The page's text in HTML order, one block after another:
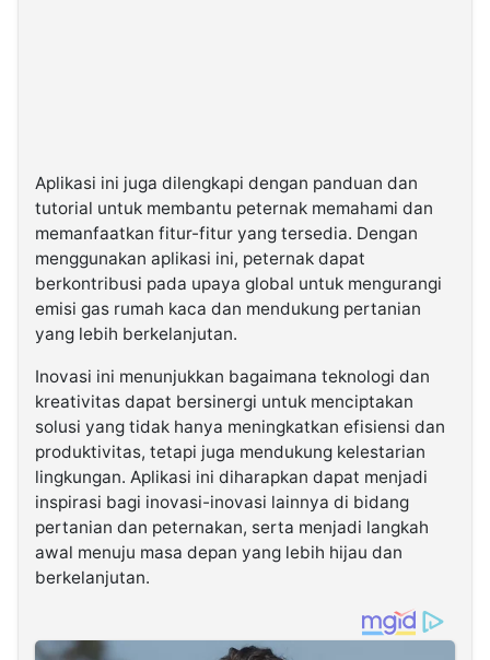
Aplikasi ini juga dilengkapi dengan panduan dan
tutorial untuk membantu peternak memahami dan
memanfaatkan fitur-fitur yang tersedia. Dengan
menggunakan aplikasi ini, peternak dapat
berkontribusi pada upaya global untuk mengurangi
emisi gas rumah kaca dan mendukung pertanian
yang lebih berkelanjutan.
Inovasi ini menunjukkan bagaimana teknologi dan
kreativitas dapat bersinergi untuk menciptakan
solusi yang tidak hanya meningkatkan efisiensi dan
produktivitas, tetapi juga mendukung kelestarian
lingkungan. Aplikasi ini diharapkan dapat menjadi
inspirasi bagi inovasi-inovasi lainnya di bidang
pertanian dan peternakan, serta menjadi langkah
awal menuju masa depan yang lebih hijau dan
berkelanjutan.